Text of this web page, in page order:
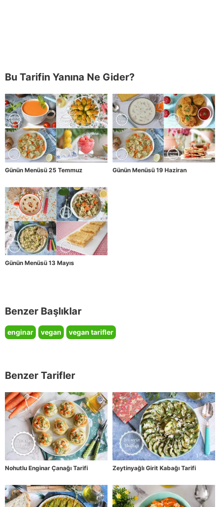
Bu Tarifin Yanına Ne Gider?
Günün Menüsü 25 Temmuz Günün Menüsü 19 Haziran
Günün Menüsü 13 Mayıs
Benzer Başlıklar
enginar vegan vegan tarifler
Benzer Tarifler
Nohutlu Enginar Çanağı Tarifi Zeytinyağlı Girit Kabağı Tarifi